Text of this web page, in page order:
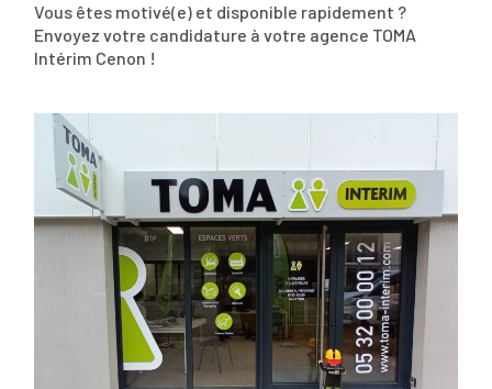
Vous êtes motivé(e) et disponible rapidement ?
Envoyez votre candidature à votre agence TOMA
Intérim Cenon !